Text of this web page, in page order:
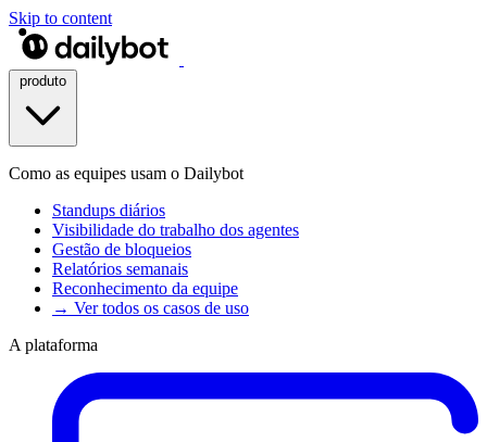
Skip to content
Como as equipes usam o Dailybot
Standups diários
Visibilidade do trabalho dos agentes
Gestão de bloqueios
Relatórios semanais
Reconhecimento da equipe
→ Ver todos os casos de uso
A plataforma